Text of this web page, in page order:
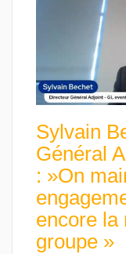
Sylvain
Général
: »On
encore la
groupe »